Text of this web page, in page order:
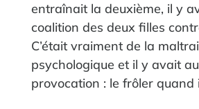
entraînait la deuxième, il y
coalition des deux filles
C’était vraiment de la
psychologique et il y avait
provocation : le frôler quand